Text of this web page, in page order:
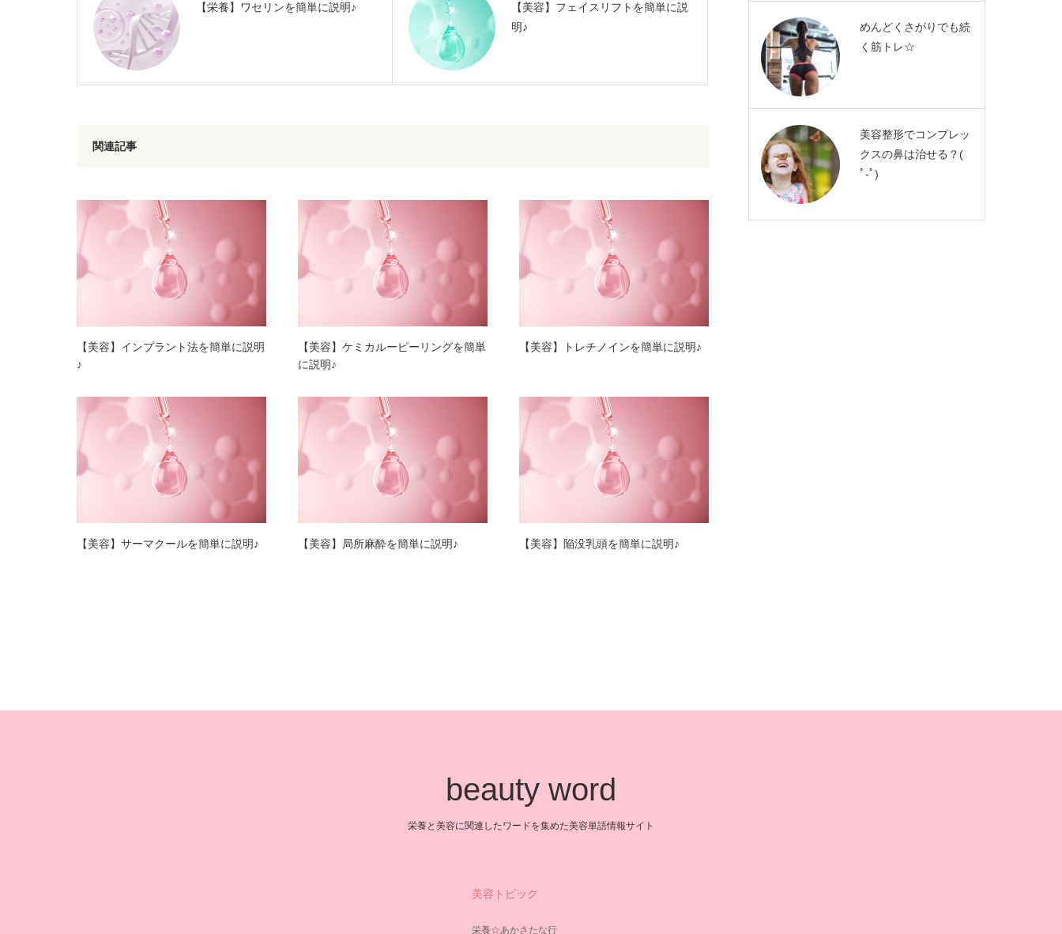
【栄養】ワセリンを簡単に説明♪
【美容】フェイスリフトを簡単に説
明♪
関連記事
【美容】インプラント法を簡単に説明
♪
【美容】ケミカルーピーリングを簡単
に説明♪
【美容】トレチノインを簡単に説明♪
【美容】サーマクールを簡単に説明♪ 【美容】局所麻酔を簡単に説明♪ 【美容】陥没乳頭を簡単に説明♪
めんどくさがりでも続
く筋トレ☆
美容整形でコンプレッ
クスの鼻は治せる？(
ﾟ-ﾟ)
beauty word
栄養と美容に関連したワードを集めた美容単語情報サイト
美容トピック
栄養☆あかさたな行